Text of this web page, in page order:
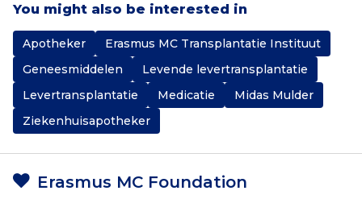
You might also be interested in
Apotheker
Erasmus MC Transplantatie Instituut
Geneesmiddelen
Levende levertransplantatie
Levertransplantatie
Medicatie
Midas Mulder
Ziekenhuisapotheker
Erasmus MC Foundation